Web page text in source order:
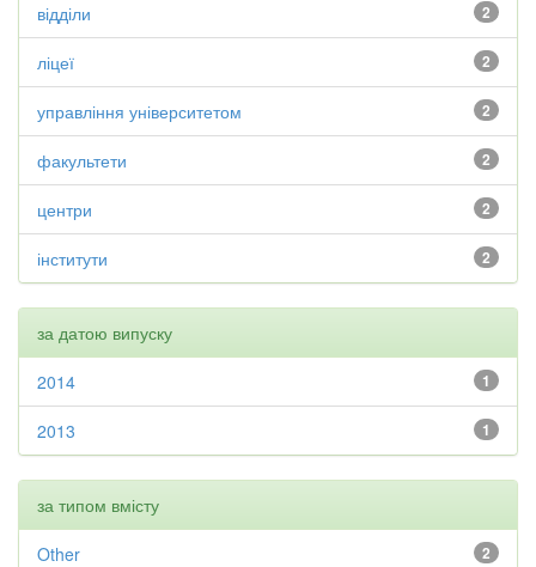
2
відділи
2
ліцеї
2
управління університетом
2
факультети
2
центри
2
інститути
за датою випуску
1
2014
1
2013
за типом вмісту
2
Other